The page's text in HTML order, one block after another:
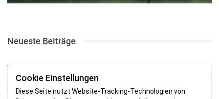
Neueste Beiträge
TSV gewinnt Testspiel bei Braker Reserve
SV Brake gewinnt erstes Heimspiel mit 2:0
Cookie Einstellungen
Diese Seite nutzt Website-Tracking-Technologien von